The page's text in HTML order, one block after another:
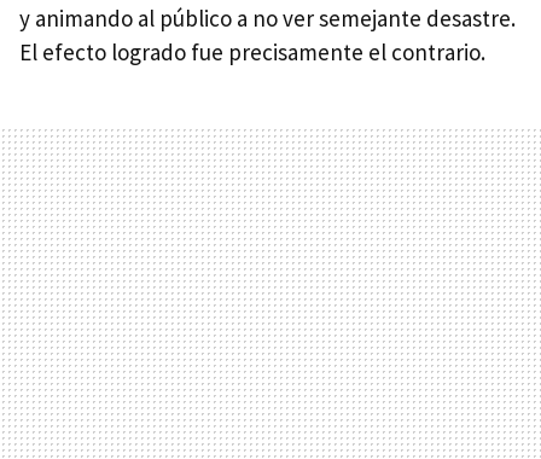
y animando al público a no ver semejante desastre.
El efecto logrado fue precisamente el contrario.